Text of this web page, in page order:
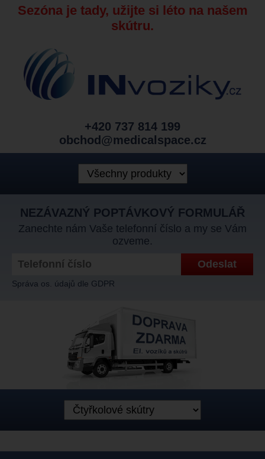
Sezóna je tady, užijte si léto na našem
skútru.
+420 737 814 199
obchod@medicalspace.cz
NEZÁVAZNÝ POPTÁVKOVÝ FORMULÁŘ
Zanechte nám Vaše telefonní číslo a my se Vám
ozveme.
Správa os. údajů dle GDPR